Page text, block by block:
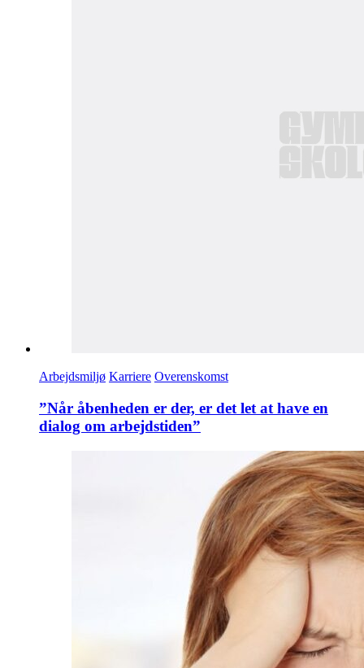
Arbejdsmiljø Karriere Overenskomst
”Når åbenheden er der, er det let at have en
dialog om arbejdstiden”